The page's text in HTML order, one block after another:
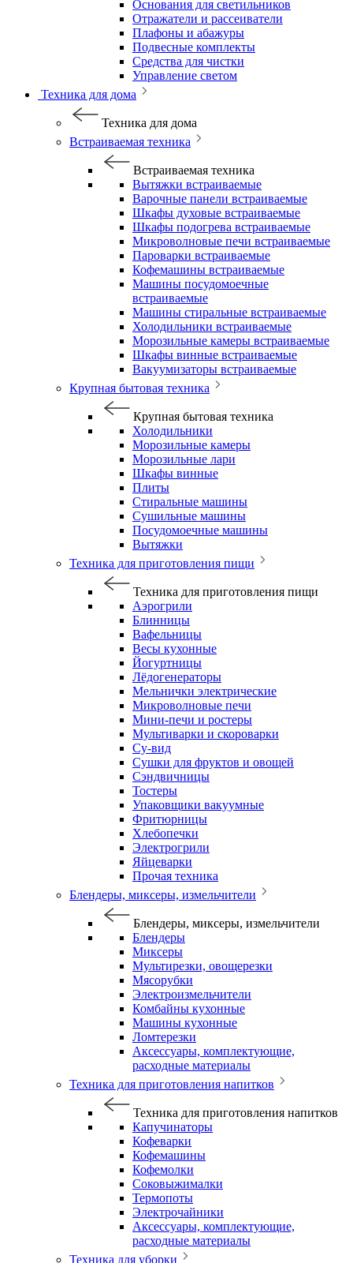
Основания для светильников
Отражатели и рассеиватели
Плафоны и абажуры
Подвесные комплекты
Средства для чистки
Управление светом
Техника для дома
Техника для дома
Встраиваемая техника
Встраиваемая техника
Вытяжки встраиваемые
Варочные панели встраиваемые
Шкафы духовые встраиваемые
Шкафы подогрева встраиваемые
Микроволновые печи встраиваемые
Пароварки встраиваемые
Кофемашины встраиваемые
Машины посудомоечные
встраиваемые
Машины стиральные встраиваемые
Холодильники встраиваемые
Морозильные камеры встраиваемые
Шкафы винные встраиваемые
Вакуумизаторы встраиваемые
Крупная бытовая техника
Крупная бытовая техника
Холодильники
Морозильные камеры
Морозильные лари
Шкафы винные
Плиты
Стиральные машины
Сушильные машины
Посудомоечные машины
Вытяжки
Техника для приготовления пищи
Техника для приготовления пищи
Аэрогрили
Блинницы
Вафельницы
Весы кухонные
Йогуртницы
Лёдогенераторы
Мельнички электрические
Микроволновые печи
Мини-печи и ростеры
Мультиварки и скороварки
Су-вид
Сушки для фруктов и овощей
Сэндвичницы
Тостеры
Упаковщики вакуумные
Фритюрницы
Хлебопечки
Электрогрили
Яйцеварки
Прочая техника
Блендеры, миксеры, измельчители
Блендеры, миксеры, измельчители
Блендеры
Миксеры
Мультирезки, овощерезки
Мясорубки
Электроизмельчители
Комбайны кухонные
Машины кухонные
Ломтерезки
Аксессуары, комплектующие,
расходные материалы
Техника для приготовления напитков
Техника для приготовления напитков
Капучинаторы
Кофеварки
Кофемашины
Кофемолки
Соковыжималки
Термопоты
Электрочайники
Аксессуары, комплектующие,
расходные материалы
Техника для уборки